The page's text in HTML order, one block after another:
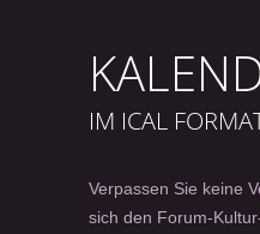
IM ICAL
Verpassen Sie keine
sich den Forum-